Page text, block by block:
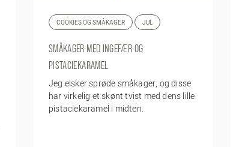
COOKIES OG SMÅKAGER JUL
SMÅKAGER MED INGEFÆR OG
PISTACIEKARAMEL
Jeg elsker sprøde småkager, og disse
har virkelig et skønt tvist med dens lille
pistaciekaramel i midten.